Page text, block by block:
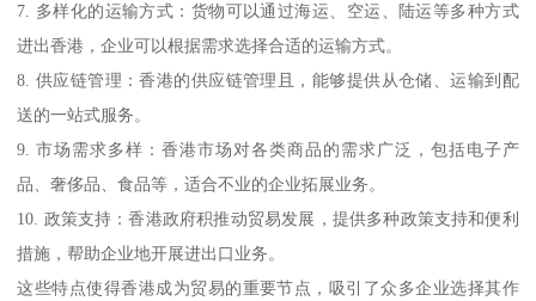
7. 多样化的运输方式：货物可以通过海运、空运、陆运等多种方式
进出香港，企业可以根据需求选择合适的运输方式。
8. 供应链管理：香港的供应链管理且，能够提供从仓储、运输到配
送的一站式服务。
9. 市场需求多样：香港市场对各类商品的需求广泛，包括电子产
品、奢侈品、食品等，适合不业的企业拓展业务。
10. 政策支持：香港政府积推动贸易发展，提供多种政策支持和便利
措施，帮助企业地开展进出口业务。
这些特点使得香港成为贸易的重要节点，吸引了众多企业选择其作